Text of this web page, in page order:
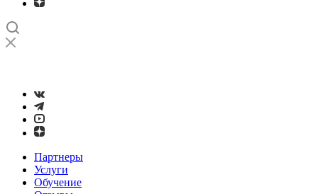
Партнеры
Услуги
Обучение